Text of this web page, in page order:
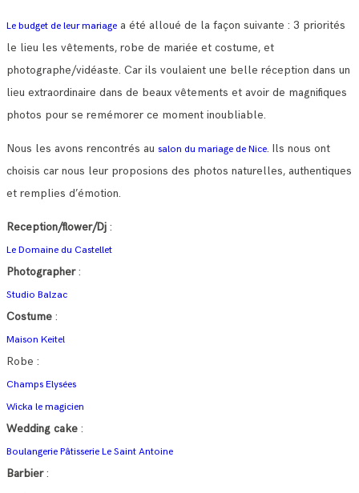
Le budget de leur mariage a été alloué de la façon suivante : 3 priorités
le lieu les vêtements, robe de mariée et costume, et
photographe/vidéaste. Car ils voulaient une belle réception dans un
lieu extraordinaire dans de beaux vêtements et avoir de magnifiques
photos pour se remémorer ce moment inoubliable.
Nous les avons rencontrés au salon du mariage de Nice. Ils nous ont
choisis car nous leur proposions des photos naturelles, authentiques
et remplies d’émotion.
Reception/flower/Dj :
Le Domaine du Castellet
Photographer:
Studio Balzac
Costume :
Maison Keitel
Robe :
Champs Elysées
Wicka le magicien
Wedding cake :
Boulangerie Pâtisserie Le Saint Antoine
Barbier: